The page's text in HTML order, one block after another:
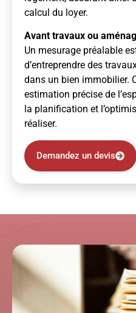
calcul du loyer.
Avant travaux ou
Un mesurage préalable
d’entreprendre des
dans un bien immobilier.
estimation précise de
la planification et
réaliser.
Demandez un devis